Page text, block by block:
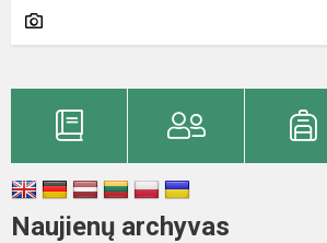
Naujienų archyvas